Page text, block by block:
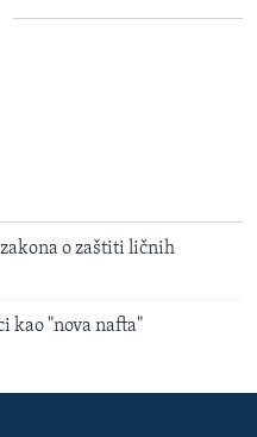
o zaštiti ličnih
kao "nova nafta"